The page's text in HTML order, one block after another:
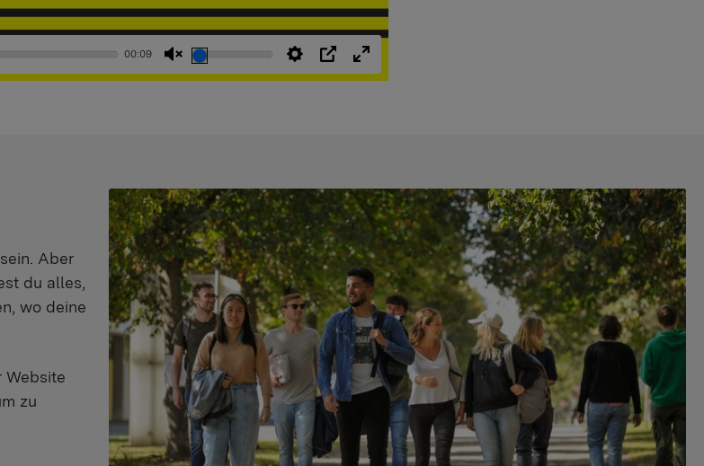
00:09
StummschaltungEinstellungen
PIP Vollbild
Aber
du alles,
wo deine
Website
zu